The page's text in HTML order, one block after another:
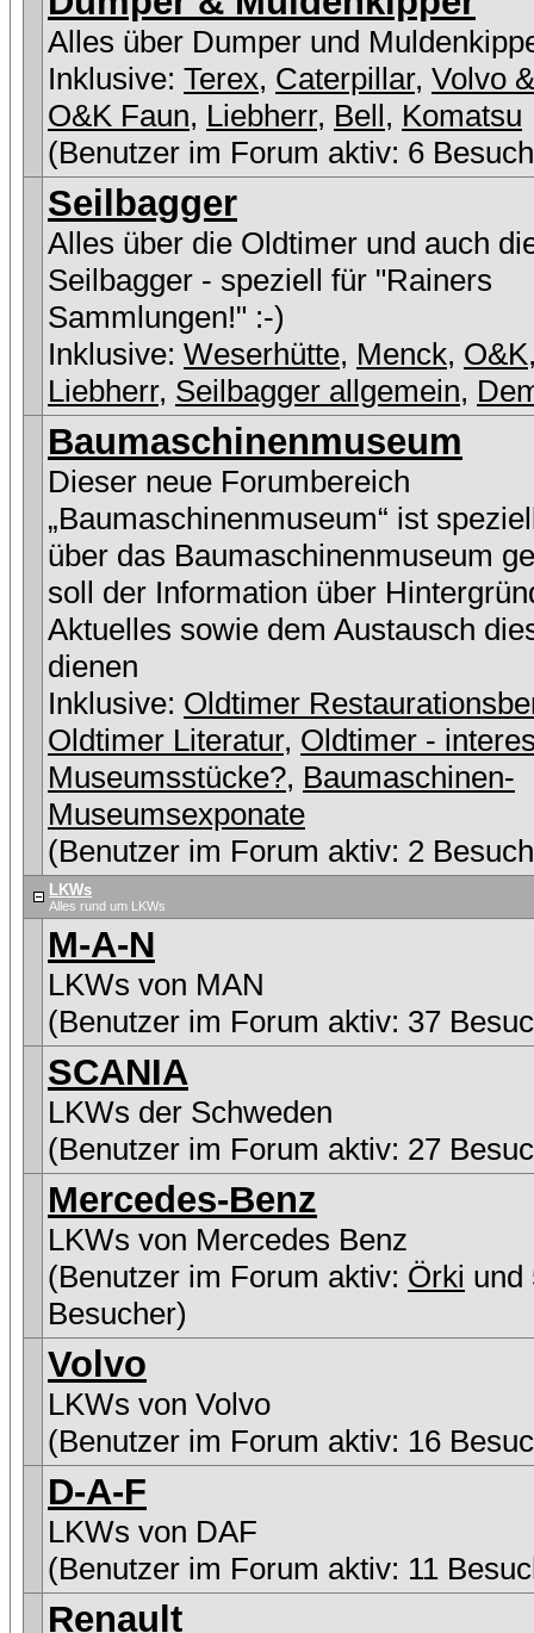
Alles über Dumper und
Inklusive: Terex, Caterpillar, Volvo
O&K Faun, Liebherr, Bell, Komatsu
(Benutzer im Forum aktiv: 6
Seilbagger
Alles über die Oldtimer und auch
Seilbagger - speziell für "Rainers
Sammlungen!" :-)
Inklusive: Weserhütte, Menck, O&K
Liebherr, Seilbagger allgemein,
Baumaschinenmuseum
Dieser neue Forumbereich
„Baumaschinenmuseum“ ist
über das Baumaschinenmuseum
soll der Information über
Aktuelles sowie dem Austausch
dienen
Inklusive: Oldtimer
Oldtimer Literatur, Oldtimer -
Museumsstücke?, Baumaschinen-
Museumsexponate
(Benutzer im Forum aktiv: 2
LKWs
Alles rund um LKWs
M-A-N
LKWs von MAN
(Benutzer im Forum aktiv: 37
SCANIA
LKWs der Schweden
(Benutzer im Forum aktiv: 27
Mercedes-Benz
LKWs von Mercedes Benz
(Benutzer im Forum aktiv: Örki und
Besucher)
Volvo
LKWs von Volvo
(Benutzer im Forum aktiv: 16
D-A-F
LKWs von DAF
(Benutzer im Forum aktiv: 11
Renault